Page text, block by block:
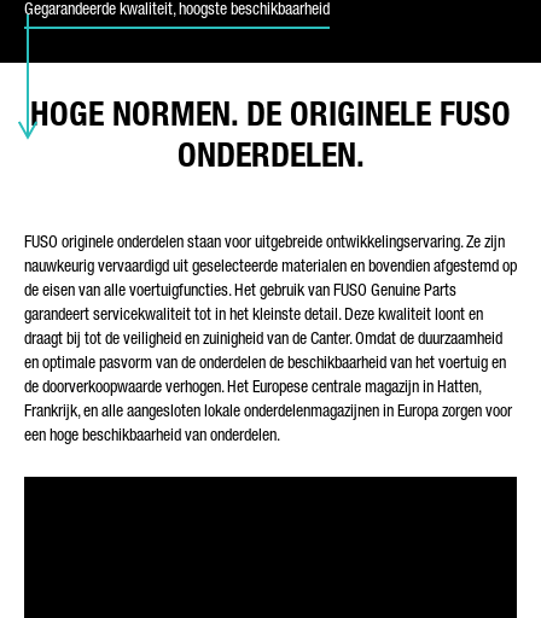
Gegarandeerde kwaliteit, hoogste beschikbaarheid
E-MAIL*
TELEFOONNUMMER*
UW BERICHT (OPTIONEEL)
HOGE NORMEN. DE ORIGINELE FUSO
ONDERDELEN.
FUSO originele onderdelen staan voor uitgebreide ontwikkelingservaring. Ze zijn
nauwkeurig vervaardigd uit geselecteerde materialen en bovendien afgestemd op
de eisen van alle voertuigfuncties. Het gebruik van FUSO Genuine Parts
garandeert servicekwaliteit tot in het kleinste detail. Deze kwaliteit loont en
draagt bij tot de veiligheid en zuinigheid van de Canter. Omdat de duurzaamheid
en optimale pasvorm van de onderdelen de beschikbaarheid van het voertuig en
de doorverkoopwaarde verhogen. Het Europese centrale magazijn in Hatten,
Frankrijk, en alle aangesloten lokale onderdelenmagazijnen in Europa zorgen voor
een hoge beschikbaarheid van onderdelen.